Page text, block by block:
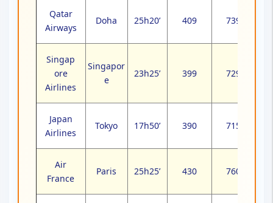
Qatar
Airways
Doha 25h20’ 409 739
Singap
ore
Airlines
Singapor
e
23h25’ 399 729
Japan
Airlines
Tokyo 17h50’ 390 715
Air
France
Paris 25h25’ 430 760